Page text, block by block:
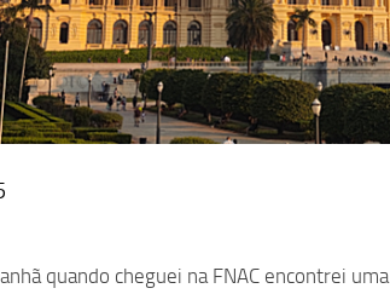
quando cheguei na FNAC encontrei uma